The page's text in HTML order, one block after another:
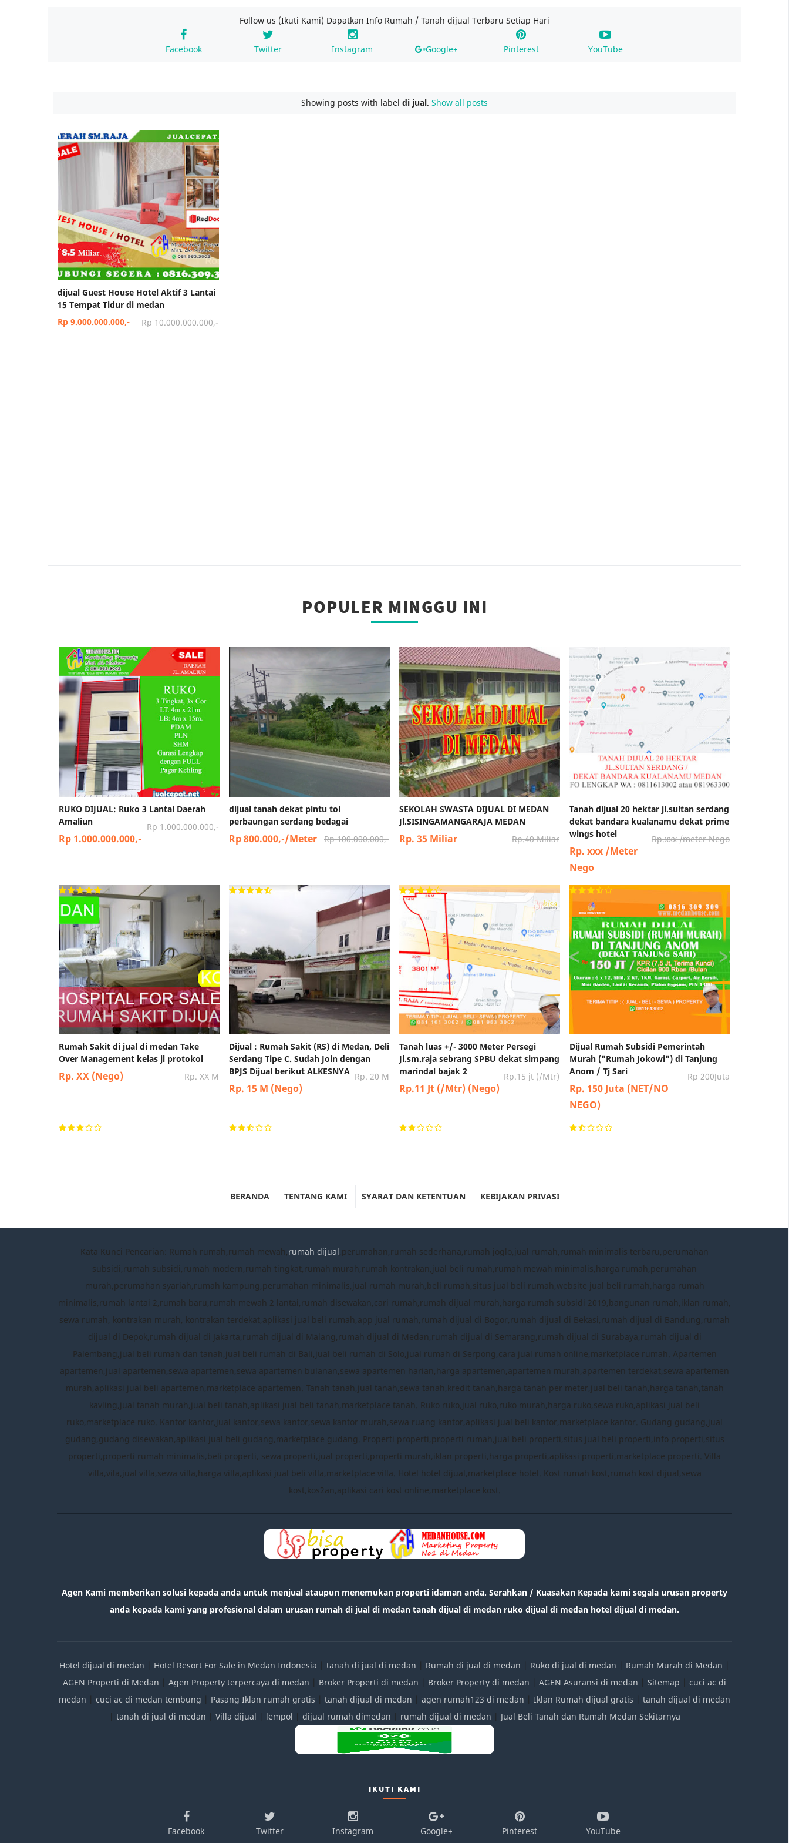
Follow us (Ikuti Kami) Dapatkan Info Rumah / Tanah dijual Terbaru Setiap Hari
Facebook Twitter Instagram Google+ Pinterest YouTube
Showing posts with label di jual. Show all posts
dijual Guest House Hotel Aktif 3 Lantai
15 Tempat Tidur di medan
Rp 10.000.000.000,-
Rp 9.000.000.000,-
POPULER MINGGU INI
RUKO DIJUAL: Ruko 3 Lantai Daerah
Amaliun
Rp 1.000.000.000,-
Rp 1.000.000.000,-
dijual tanah dekat pintu tol
perbaungan serdang bedagai
Rp 100.000.000,-
Rp 800.000,-/Meter
SEKOLAH SWASTA DIJUAL DI MEDAN
Jl.SISINGAMANGARAJA MEDAN
Rp.40 Miliar
Rp. 35 Miliar
Tanah dijual 20 hektar jl.sultan serdang
dekat bandara kualanamu dekat prime
wings hotel
Rp.xxx /meter Nego
Rp. xxx /Meter
Nego
Rumah Sakit di jual di medan Take
Over Management kelas jl protokol
Rp. XX M
Rp. XX (Nego)
Dijual : Rumah Sakit (RS) di Medan, Deli
Serdang Tipe C. Sudah Join dengan
BPJS Dijual berikut ALKESNYA Rp. 20 M
Rp. 15 M (Nego)
Tanah luas +/- 3000 Meter Persegi
Jl.sm.raja sebrang SPBU dekat simpang
marindal bajak 2
Rp.15 jt (/Mtr)
Rp.11 Jt (/Mtr) (Nego)
Dijual Rumah Subsidi Pemerintah
Murah ("Rumah Jokowi") di Tanjung
Anom / Tj Sari
Rp 200Juta
Rp. 150 Juta (NET/NO
NEGO)
BERANDA TENTANG KAMI SYARAT DAN KETENTUAN KEBIJAKAN PRIVASI
Kata Kunci Pencarian: Rumah rumah,rumah mewah,rumah dijual,perumahan,rumah sederhana,rumah joglo,jual rumah,rumah minimalis terbaru,perumahan
subsidi,rumah subsidi,rumah modern,rumah tingkat,rumah murah,rumah kontrakan,jual beli rumah,rumah mewah minimalis,harga rumah,perumahan
murah,perumahan syariah,rumah kampung,perumahan minimalis,jual rumah murah,beli rumah,situs jual beli rumah,website jual beli rumah,harga rumah
minimalis,rumah lantai 2,rumah baru,rumah mewah 2 lantai,rumah disewakan,cari rumah,rumah dijual murah,harga rumah subsidi 2019,bangunan rumah,iklan rumah,
sewa rumah, kontrakan murah, kontrakan terdekat,aplikasi jual beli rumah,app jual rumah,rumah dijual di Bogor,rumah dijual di Bekasi,rumah dijual di Bandung,rumah
dijual di Depok,rumah dijual di Jakarta,rumah dijual di Malang,rumah dijual di Medan,rumah dijual di Semarang,rumah dijual di Surabaya,rumah dijual di
Palembang,jual beli rumah dan tanah,jual beli rumah di Bali,jual beli rumah di Solo,jual rumah di Serpong,cara jual rumah online,marketplace rumah. Apartemen
apartemen,jual apartemen,sewa apartemen,sewa apartemen bulanan,sewa apartemen harian,harga apartemen,apartemen murah,apartemen terdekat,sewa apartemen
murah,aplikasi jual beli apartemen,marketplace apartemen. Tanah tanah,jual tanah,sewa tanah,kredit tanah,harga tanah per meter,jual beli tanah,harga tanah,tanah
kavling,jual tanah murah,jual beli tanah,aplikasi jual beli tanah,marketplace tanah. Ruko ruko,jual ruko,ruko murah,harga ruko,sewa ruko,aplikasi jual beli
ruko,marketplace ruko. Kantor kantor,jual kantor,sewa kantor,sewa kantor murah,sewa ruang kantor,aplikasi jual beli kantor,marketplace kantor. Gudang gudang,jual
gudang,gudang disewakan,aplikasi jual beli gudang,marketplace gudang. Properti properti,properti rumah,jual beli properti,situs jual beli properti,info properti,situs
properti,properti rumah minimalis,beli properti, sewa properti,jual properti,properti murah,iklan properti,harga properti,aplikasi properti,marketplace properti. Villa
villa,vila,jual villa,sewa villa,harga villa,aplikasi jual beli villa,marketplace villa. Hotel hotel dijual,marketplace hotel. Kost rumah kost,rumah kost dijual,sewa
kost,kos2an,aplikasi cari kost online,marketplace kost.
Agen Kami memberikan solusi kepada anda untuk menjual ataupun menemukan properti idaman anda. Serahkan / Kuasakan Kepada kami segala urusan property
anda kepada kami yang profesional dalam urusan rumah di jual di medan tanah dijual di medan ruko dijual di medan hotel dijual di medan.
Hotel dijual di medan Hotel Resort For Sale in Medan Indonesia tanah di jual di medan Rumah di jual di medan Ruko di jual di medan Rumah Murah di Medan
AGEN Properti di Medan
Agen Property terpercaya di medan Broker Properti di medan Broker Property di medan AGEN Asuransi di medan Sitemap
cuci ac di
medan
cuci ac di medan tembung Pasang Iklan rumah gratis tanah dijual di medan agen rumah123 di medan Iklan Rumah dijual gratis
tanah dijual di medan
tanah di jual di medan Villa dijual lempol dijual rumah dimedan rumah dijual di medan Jual Beli Tanah dan Rumah Medan Sekitarnya
IKUTI KAMI
Facebook Twitter Instagram Google+ Pinterest YouTube